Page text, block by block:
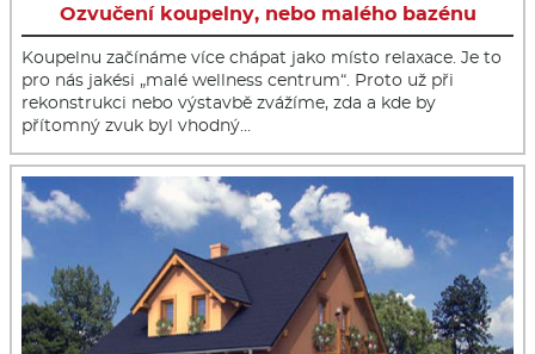
Ozvučení koupelny, nebo malého bazénu
Koupelnu začínáme více chápat jako místo relaxace. Je to
pro nás jakési „malé wellness centrum“. Proto už při
rekonstrukci nebo výstavbě zvážíme, zda a kde by
přítomný zvuk byl vhodný…